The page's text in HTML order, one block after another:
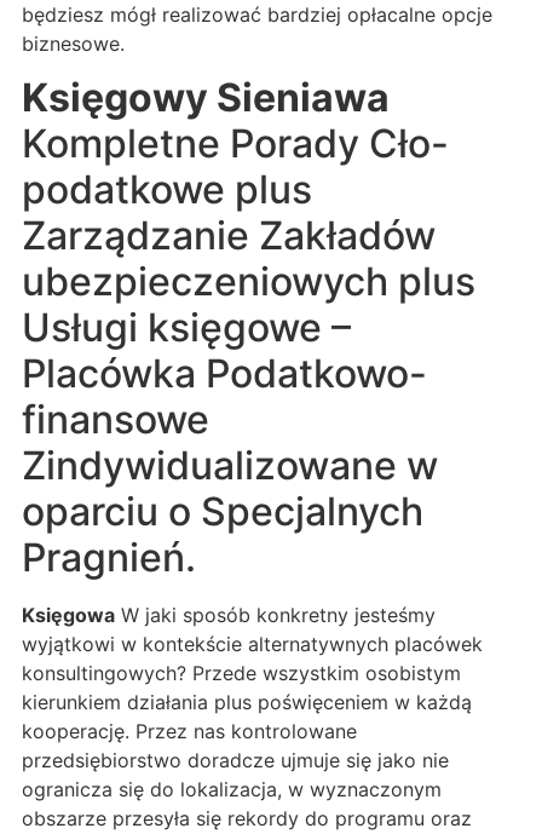
będziesz mógł realizować bardziej opłacalne opcje
biznesowe.
Księgowy Sieniawa
Kompletne Porady Cło-
podatkowe plus
Zarządzanie Zakładów
ubezpieczeniowych plus
Usługi księgowe –
Placówka Podatkowo-
finansowe
Zindywidualizowane w
oparciu o Specjalnych
Pragnień.
Księgowa W jaki sposób konkretny jesteśmy
wyjątkowi w kontekście alternatywnych placówek
konsultingowych? Przede wszystkim osobistym
kierunkiem działania plus poświęceniem w każdą
kooperację. Przez nas kontrolowane
przedsiębiorstwo doradcze ujmuje się jako nie
ogranicza się do lokalizacja, w wyznaczonym
obszarze przesyła się rekordy do programu oraz